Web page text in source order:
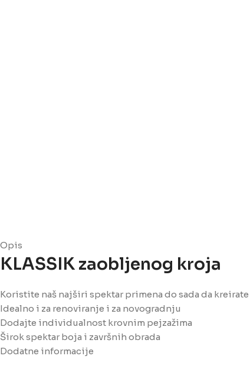
Opis
KLASSIK zaobljenog kroja
Koristite naš najširi spektar primena do sada da
Idealno i za renoviranje i za novogradnju
Dodajte individualnost krovnim pejzažima
Širok spektar boja i završnih obrada
Dodatne informacije